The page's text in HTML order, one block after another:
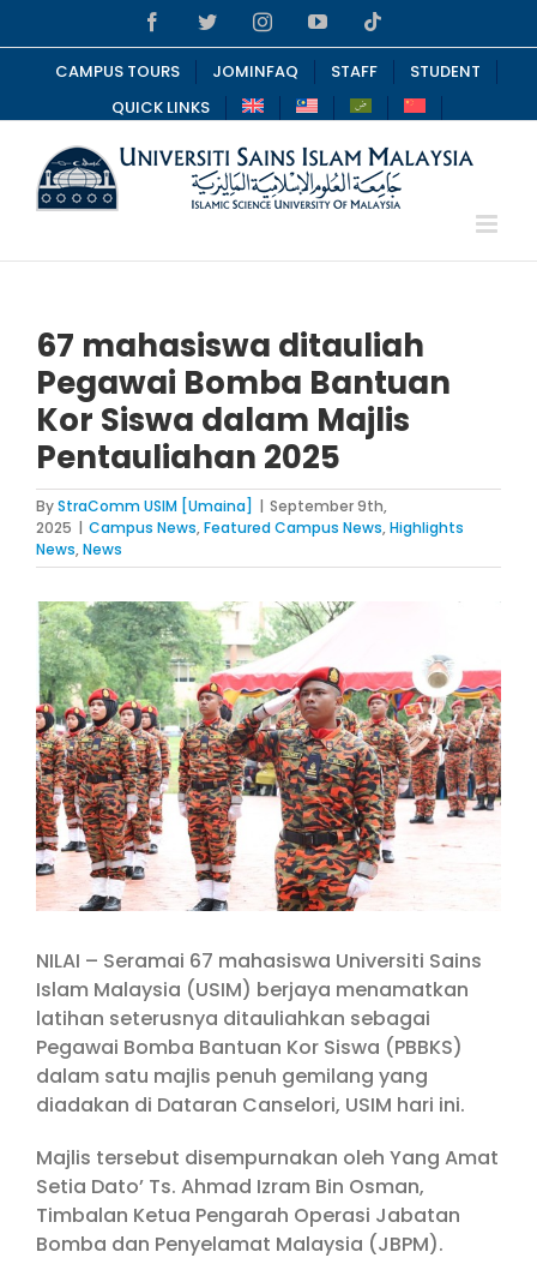
to
content
FacebookTwitterInstagramYouTube
CAMPUS TOURS JOMINFAQ STAFF
STUDENT
QUICK LINKS
67 mahasiswa ditauliah
Pegawai Bomba Bantuan
Kor Siswa dalam Majlis
Pentauliahan 2025
ByStraComm USIM [Umaina] | September 9th,
2025 | Campus News,Featured Campus News,Highlights
News,News
View
Larger
Image
NILAI – Seramai 67 mahasiswa Universiti Sains
Islam Malaysia (USIM) berjaya menamatkan
latihan seterusnya ditauliahkan sebagai
Pegawai Bomba Bantuan Kor Siswa (PBBKS)
dalam satu majlis penuh gemilang yang
diadakan di Dataran Canselori, USIM hari ini.
Majlis tersebut disempurnakan oleh Yang Amat
Setia Dato’ Ts. Ahmad Izram Bin Osman,
Timbalan Ketua Pengarah Operasi Jabatan
Bomba dan Penyelamat Malaysia (JBPM).